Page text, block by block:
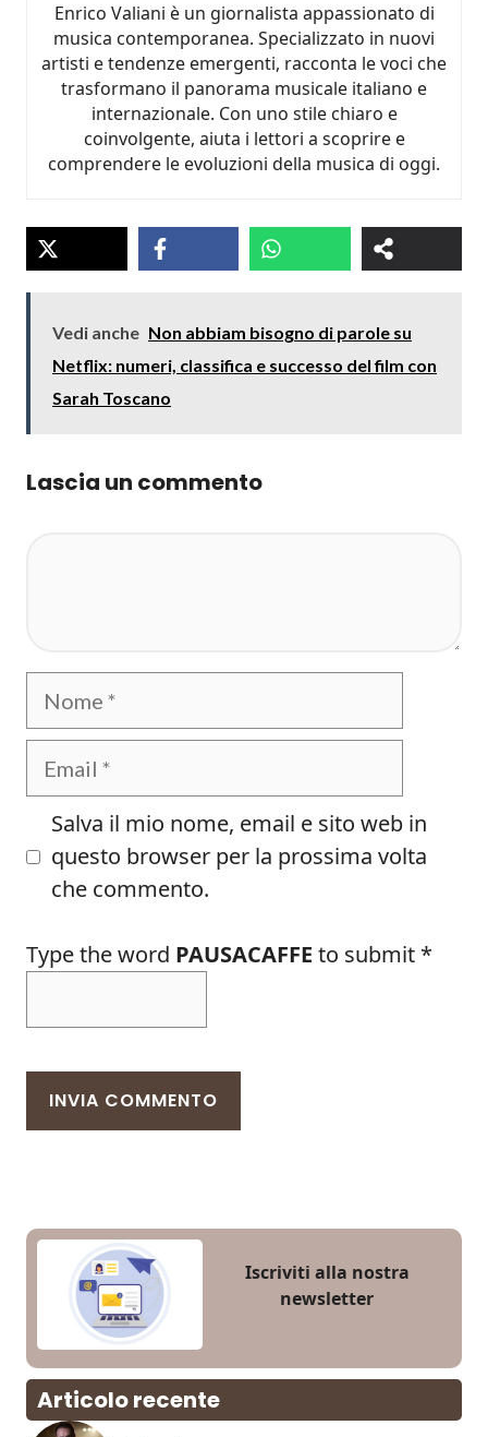
Enrico Valiani è un giornalista appassionato di
musica contemporanea. Specializzato in nuovi
artisti e tendenze emergenti, racconta le voci che
trasformano il panorama musicale italiano e
internazionale. Con uno stile chiaro e
coinvolgente, aiuta i lettori a scoprire e
comprendere le evoluzioni della musica di oggi.
Vedi anche Non abbiam bisogno di parole su
Netflix: numeri, classifica e successo del film con
Sarah Toscano
Lascia un commento
Nome
Email
Salva il mio nome, email e sito web in
questo browser per la prossima volta
che commento.
Type the word PAUSACAFFE to submit *
Iscriviti alla nostra
newsletter
Articolo recente